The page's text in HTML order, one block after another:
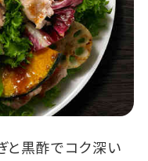
と黒酢でコク深い